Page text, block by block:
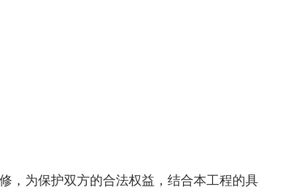
，为保护双方的合法权益，结合本工程的具